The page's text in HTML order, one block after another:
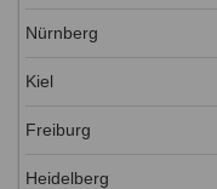
Nürnberg
Kiel
Freiburg
Heidelberg